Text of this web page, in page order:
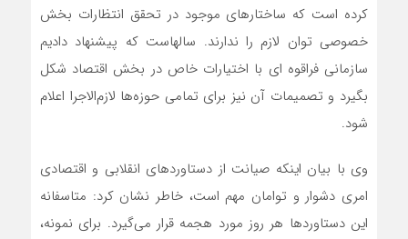
کرده است که ساختارهای موجود در تحقق انتظارات بخش
خصوصی توان لازم را ندارند. سالهاست که پیشنهاد دادیم
سازمانی فراقوه ای با اختیارات خاص در بخش اقتصاد شکل
بگیرد و تصمیمات آن نیز برای تمامی حوزه‌ها لازم‌الاجرا اعلام
شود.
وی با بیان اینکه صیانت از دستاوردهای انقلابی و اقتصادی
امری دشوار و توامان مهم است، خاطر نشان کرد: متاسفانه
این دستاوردها هر روز مورد هجمه قرار می‌گیرد. برای نمونه،